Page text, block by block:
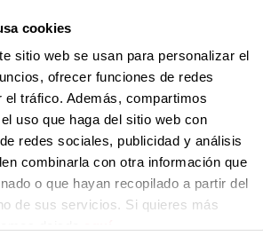
cookies
sitio web se usan para personalizar el
ofrecer funciones de redes
el tráfico. Además, compartimos
uso que haga del sitio web con
redes sociales, publicidad y análisis
combinarla con otra información que
o que hayan recopilado a partir del
de sus servicios. Si quieres más
contenidos
y contacto directo con
tecnológicas.
fase, denominada
Digital, tendrá una
cuatro semanas y se